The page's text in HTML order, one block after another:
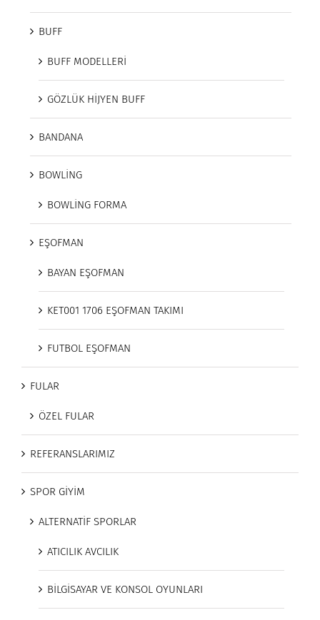
BUFF
BUFF MODELLERİ
GÖZLÜK HİJYEN BUFF
BANDANA
BOWLİNG
BOWLİNG FORMA
EŞOFMAN
BAYAN EŞOFMAN
KET001 1706 EŞOFMAN TAKIMI
FUTBOL EŞOFMAN
FULAR
ÖZEL FULAR
REFERANSLARIMIZ
SPOR GİYİM
ALTERNATİF SPORLAR
ATICILIK AVCILIK
BİLGİSAYAR VE KONSOL OYUNLARI